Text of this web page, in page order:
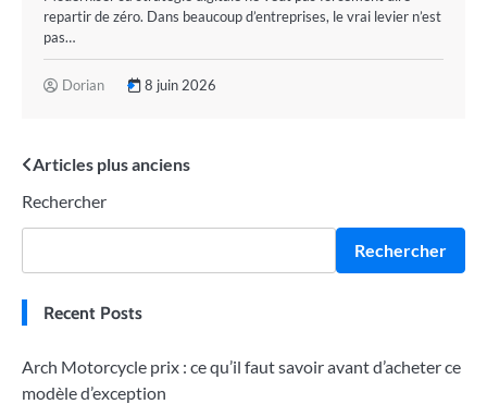
repartir de zéro. Dans beaucoup d’entreprises, le vrai levier n’est
pas…
Dorian 8 juin 2026
Navigation
des
Articles plus anciens
Rechercher
Rechercher
Recent Posts
Arch Motorcycle prix : ce qu’il faut savoir avant d’acheter ce
modèle d’exception